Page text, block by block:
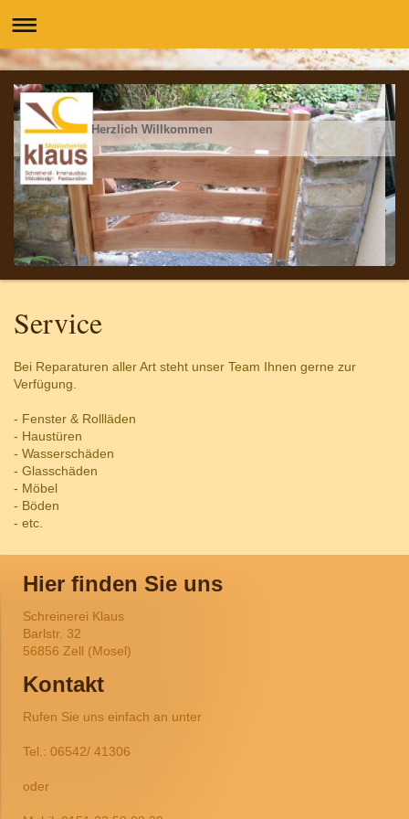
Herzlich Willkommen
Service
Bei Reparaturen aller Art steht unser Team Ihnen gerne zur
Verfügung.
- Fenster & Rollläden
- Haustüren
- Wasserschäden
- Glasschäden
- Möbel
- Böden
- etc.
Hier finden Sie uns
Schreinerei Klaus
Barlstr. 32
56856 Zell (Mosel)
Kontakt
Rufen Sie uns einfach an unter
Tel.: 06542/ 41306
oder